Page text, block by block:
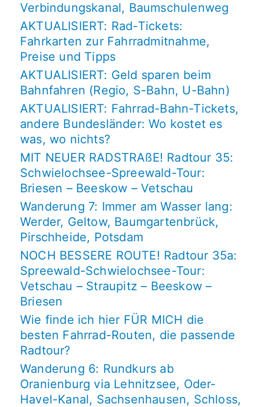
Verbindungskanal, Baumschulenweg
AKTUALISIERT: Rad-Tickets:
Fahrkarten zur Fahrradmitnahme,
Preise und Tipps
AKTUALISIERT: Geld sparen beim
Bahnfahren (Regio, S-Bahn, U-Bahn)
AKTUALISIERT: Fahrrad-Bahn-Tickets,
andere Bundesländer: Wo kostet es
was, wo nichts?
MIT NEUER RADSTRAßE! Radtour 35:
Schwielochsee-Spreewald-Tour:
Briesen – Beeskow – Vetschau
Wanderung 7: Immer am Wasser lang:
Werder, Geltow, Baumgartenbrück,
Pirschheide, Potsdam
NOCH BESSERE ROUTE! Radtour 35a:
Spreewald-Schwielochsee-Tour:
Vetschau – Straupitz – Beeskow –
Briesen
Wie finde ich hier FÜR MICH die
besten Fahrrad-Routen, die passende
Radtour?
Wanderung 6: Rundkurs ab
Oranienburg via Lehnitzsee, Oder-
Havel-Kanal, Sachsenhausen, Schloss,